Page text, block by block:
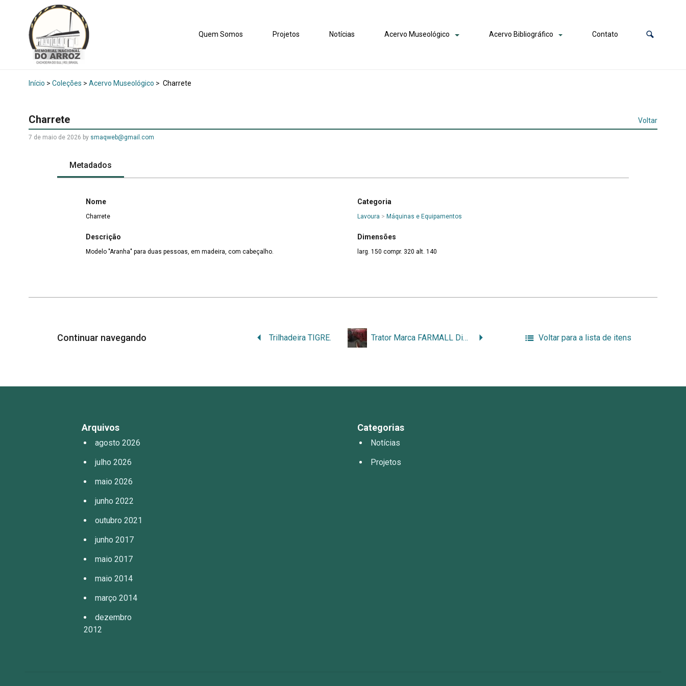
Quem Somos Projetos Notícias Acervo Museológico Acervo Bibliográfico Contato
Início > Coleções > Acervo Museológico > Charrete
Charrete Voltar
7 de maio de 2026 by smaqweb@gmail.com
Metadados
Nome
Charrete
Descrição
Modelo "Aranha" para duas pessoas, em madeira, com cabeçalho.
Categoria
Lavoura > Máquinas e Equipamentos
Dimensões
larg. 150 compr. 320 alt. 140
Continuar navegando Trilhadeira TIGRE. Trator Marca FARMALL Diesel Voltar para a lista de itens
Arquivos
agosto 2026
julho 2026
maio 2026
junho 2022
outubro 2021
junho 2017
maio 2017
maio 2014
março 2014
dezembro
2012
Categorias
Notícias
Projetos